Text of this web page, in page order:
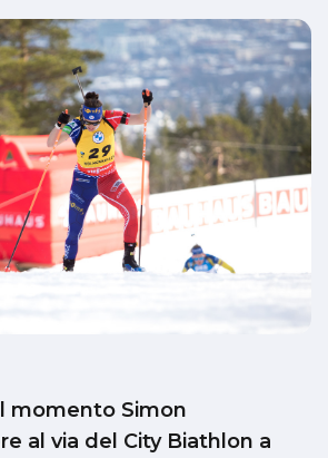
momento Simon
al via del City Biathlon a